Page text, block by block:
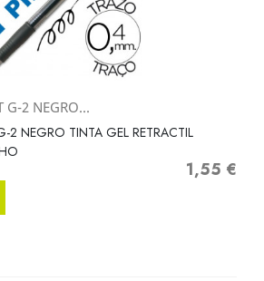
G-2 NEGRO...
2 NEGRO TINTA GEL RETRACTIL
Precio
1,55 €